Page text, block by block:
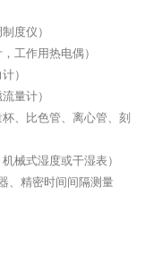
度仪）
工作用热电偶）
）
量计）
、比色管、离心管、刻
械式湿度或干湿表）
、精密时间间隔测量